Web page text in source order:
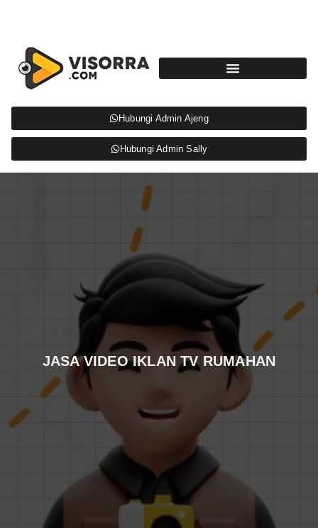
Hubungi Admin Ajeng
Hubungi Admin Sally
JASA VIDEO IKLAN TV RUMAHAN